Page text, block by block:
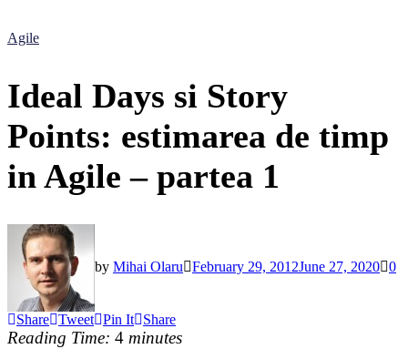
Agile
Ideal Days si Story
Points: estimarea de timp
in Agile – partea 1
by Mihai Olaru February 29, 2012June 27, 2020 0
Share Tweet Pin It Share
Reading Time: 4 minutes